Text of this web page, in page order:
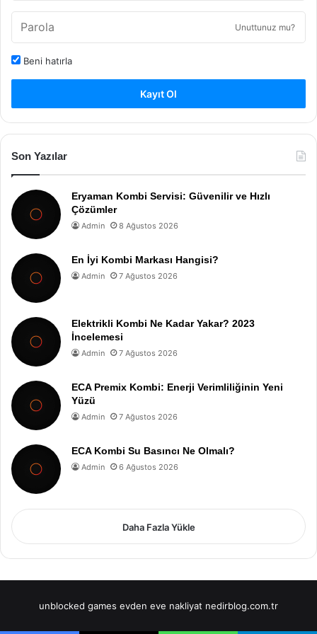
Unuttunuz mu?
Beni hatırla
Kayıt Ol
Son Yazılar
Eryaman Kombi Servisi: Güvenilir ve Hızlı
Çözümler
Admin 8 Ağustos 2026
En İyi Kombi Markası Hangisi?
Admin 7 Ağustos 2026
Elektrikli Kombi Ne Kadar Yakar? 2023
İncelemesi
Admin 7 Ağustos 2026
ECA Premix Kombi: Enerji Verimliliğinin Yeni
Yüzü
Admin 7 Ağustos 2026
ECA Kombi Su Basıncı Ne Olmalı?
Admin 6 Ağustos 2026
Daha Fazla Yükle
unblocked games evden eve nakliyat nedirblog.com.tr